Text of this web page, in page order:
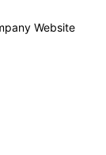
Website